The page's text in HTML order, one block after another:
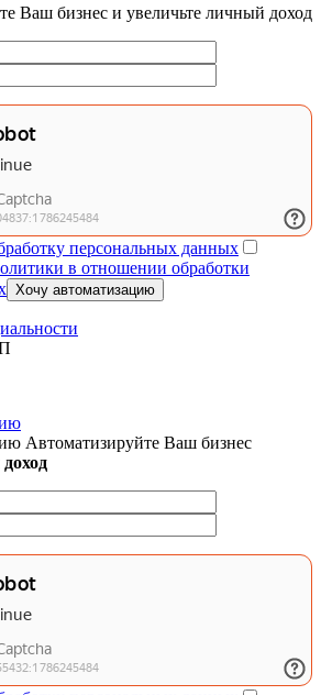
Ваш бизнес и увеличьте личный доход
персональных данных
в отношении обработки
Хочу автоматизацию
Автоматизируйте Ваш бизнес